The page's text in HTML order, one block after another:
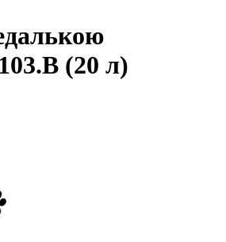
(20 л)